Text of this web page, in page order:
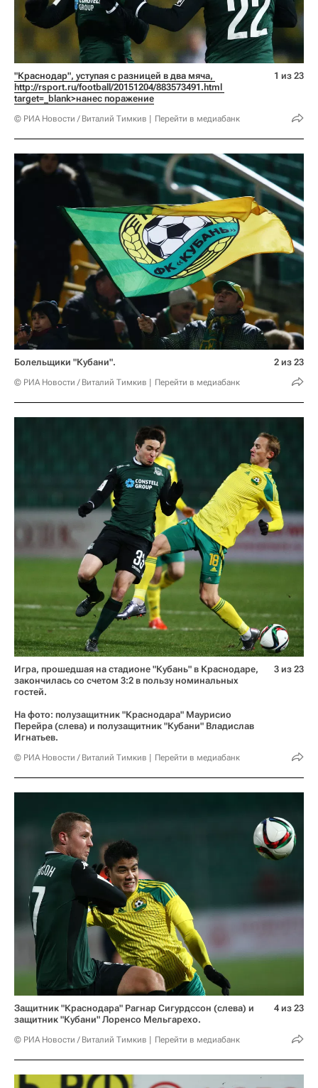
http://rsport.ru/football/20151204/883573491.html
target=_blank>нанес поражение
© РИА Новости / Виталий Тимкив Перейти в медиабанк
1 из 23
Болельщики "Кубани".
© РИА Новости / Виталий Тимкив Перейти в медиабанк
2 из 23
Игра, прошедшая на стадионе "Кубань" в Краснодаре,
закончилась со счетом 3:2 в пользу номинальных
гостей.
На фото: полузащитник "Краснодара" Маурисио
Перейра (слева) и полузащитник "Кубани" Владислав
Игнатьев.
© РИА Новости / Виталий Тимкив Перейти в медиабанк
3 из 23
Защитник "Краснодара" Рагнар Сигурдссон (слева) и
защитник "Кубани" Лоренсо Мельгарехо.
© РИА Новости / Виталий Тимкив Перейти в медиабанк
4 из 23